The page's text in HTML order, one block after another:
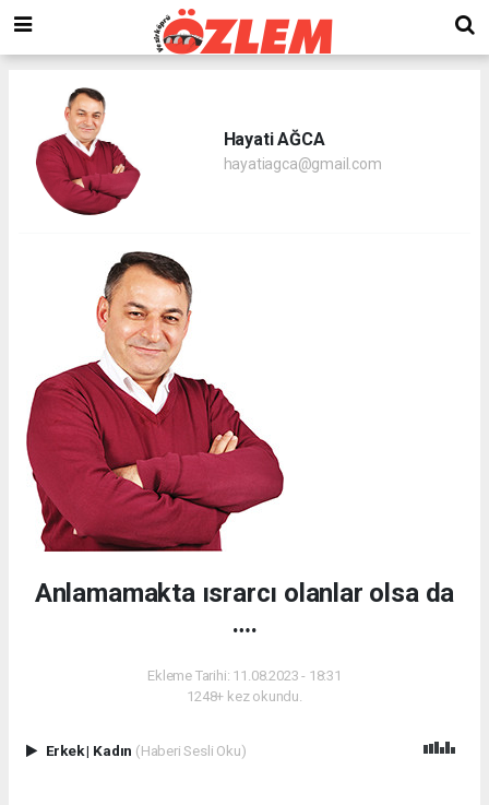
Hayati AĞCA
hayatiagca@gmail.com
Anlamamakta ısrarcı olanlar olsa da
….
Ekleme Tarihi: 11.08.2023 - 18:31
1248+ kez okundu.
Erkek| Kadın (Haberi Sesli Oku)